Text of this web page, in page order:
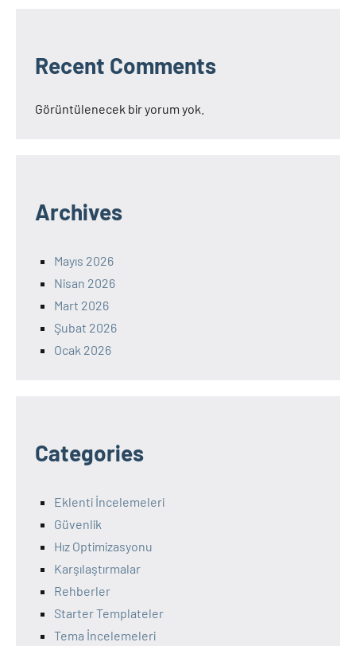
Recent Comments
Görüntülenecek bir yorum yok.
Archives
Mayıs 2026
Nisan 2026
Mart 2026
Şubat 2026
Ocak 2026
Categories
Eklenti İncelemeleri
Güvenlik
Hız Optimizasyonu
Karşılaştırmalar
Rehberler
Starter Templateler
Tema İncelemeleri